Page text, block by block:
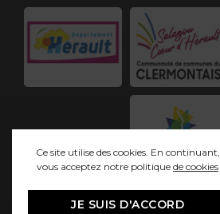
Ce site utilise des cookies. En continuant,
vous acceptez notre politique de cookies
JE SUIS D'ACCORD